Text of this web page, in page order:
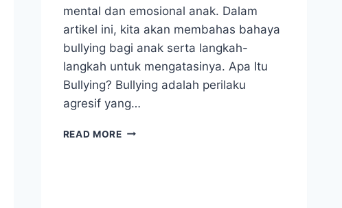
mental dan emosional anak. Dalam
artikel ini, kita akan membahas bahaya
bullying bagi anak serta langkah-
langkah untuk mengatasinya. Apa Itu
Bullying? Bullying adalah perilaku
agresif yang…
READ MOREBAHAYA